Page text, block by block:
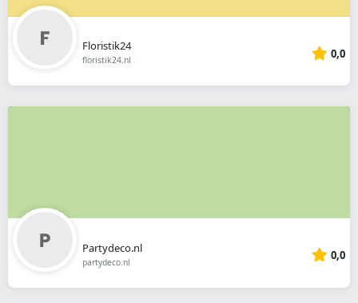
Floristik24
floristik24.nl 0,0
Partydeco.nl
partydeco.nl 0,0